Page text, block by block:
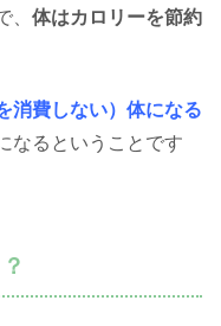
、 体はカロリーを節約
消費しない）体になる
なるということです